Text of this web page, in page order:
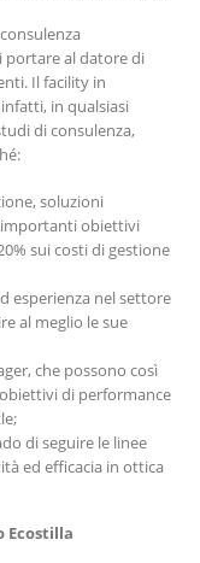
portare al datore di
Il facility in
in qualsiasi
di consulenza,
soluzioni
importanti obiettivi
sui costi di gestione
esperienza nel settore
al meglio le sue
che possono così
di performance
di seguire le linee
ed efficacia in ottica
Ecostilla